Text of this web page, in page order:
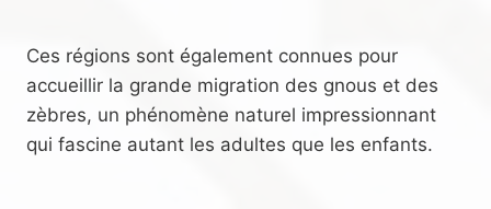
Ces régions sont également connues pour
accueillir la grande migration des gnous et des
zèbres, un phénomène naturel impressionnant
qui fascine autant les adultes que les enfants.